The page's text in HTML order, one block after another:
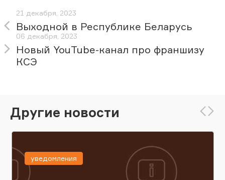
21 декабря, 2023
Выходной в Республике Беларусь
06 декабря, 2023
Новый YouTube-канал про франшизу
КСЭ
Другие новости
уведомления